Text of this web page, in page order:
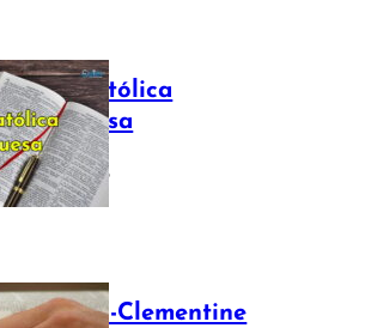
Bíblia Católica
Portuguesa
July 16, 2025
The Sixto-Clementine